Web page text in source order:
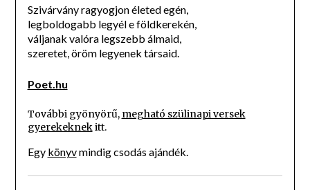
Szivárvány ragyogjon életed egén,
legboldogabb legyél e földkerekén,
váljanak valóra legszebb álmaid,
szeretet, öröm legyenek társaid.
Poet.hu
További gyönyörű, megható szülinapi versek
gyerekeknekitt.
Egy könyvmindig csodás ajándék.